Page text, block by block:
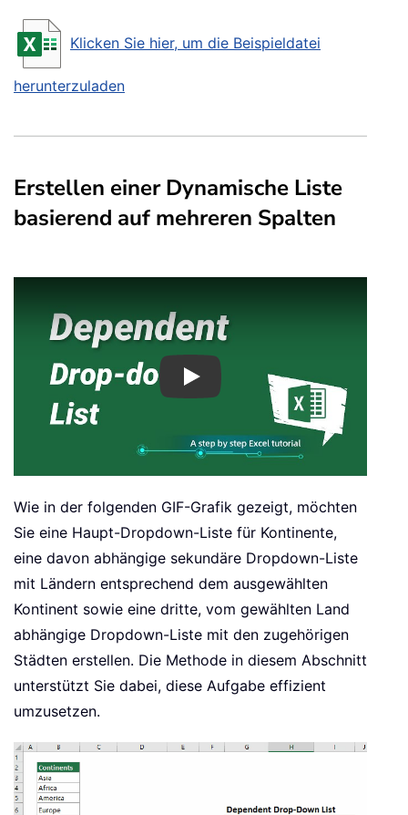
Klicken Sie hier, um die Beispieldatei
herunterzuladen
Erstellen einer Dynamische Liste
basierend auf mehreren Spalten
Play
Wie in der folgenden GIF-Grafik gezeigt, möchten
Sie eine Haupt-Dropdown-Liste für Kontinente,
eine davon abhängige sekundäre Dropdown-Liste
mit Ländern entsprechend dem ausgewählten
Kontinent sowie eine dritte, vom gewählten Land
abhängige Dropdown-Liste mit den zugehörigen
Städten erstellen. Die Methode in diesem Abschnitt
unterstützt Sie dabei, diese Aufgabe effizient
umzusetzen.